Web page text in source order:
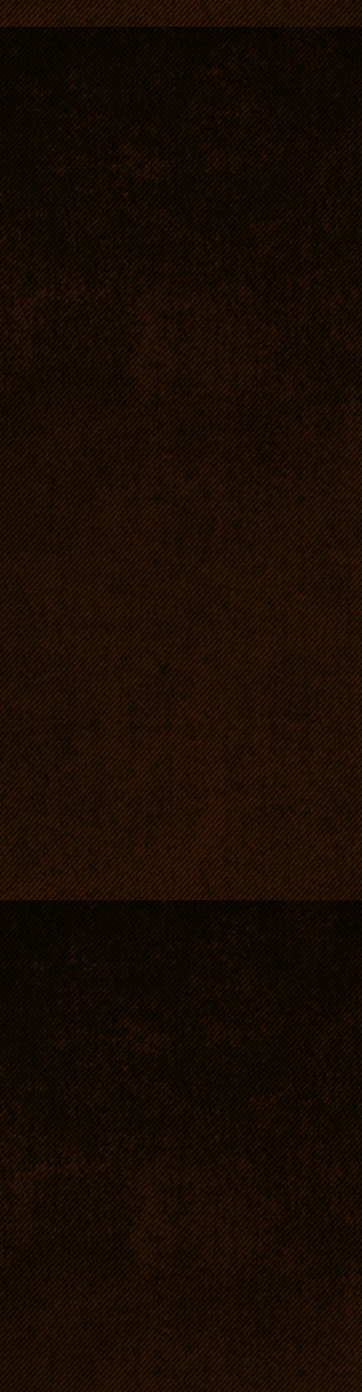
O matce szczeniąt
znaleźć na jej
http://werwa.pl/pl/
Info poporodowe:
Poród był naturalny,
sama, bez
godz. 2:21 w nocy
pierwsze szczenie -
zakończył się o
szczeniąt, 6
silne, z odruchem
Nie stwierdziłam DS
trzynastka ma
zdecydowanie
odpowiedniej
koron. Jeden piesek
brzuszku, reszta w
pokrojowo bardzo
szczeniąt waha się
Pokusa jest bardzo
bardzo dobrze
dużo mleka,
ładnie przybierają
Zdjęcia szczeniąt w